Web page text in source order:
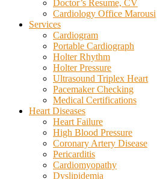
Doctor’s Resume, CV
Cardiology Office Marousi
Services
Cardiogram
Portable Cardiograph
Holter Rhythm
Holter Pressure
Ultrasound Triplex Heart
Pacemaker Checking
Medical Certifications
Heart Diseases
Heart Failure
High Blood Pressure
Coronary Artery Disease
Pericarditis
Cardiomyopathy
Dyslipidemia